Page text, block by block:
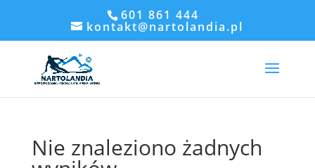
601 861 444
kontakt@nartolandia.pl
Nie znaleziono żadnych